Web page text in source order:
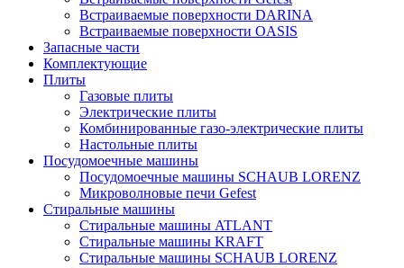
Встраиваемые поверхности DARINA
Встраиваемые поверхности OASIS
Запасные части
Комплектующие
Плиты
Газовые плиты
Электрические плиты
Комбинированные газо-электрические плиты
Настольные плиты
Посудомоечные машины
Посудомоечные машины SCHAUB LORENZ
Микроволновые печи Gefest
Стиральные машины
Стиральные машины ATLANT
Стиральные машины KRAFT
Стиральные машины SCHAUB LORENZ